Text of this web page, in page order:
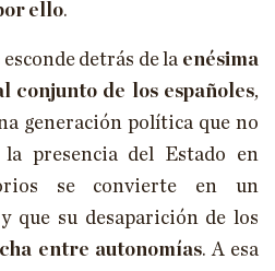
ello.
detrás de la enésima
conjunto de los españoles,
generación política que no
presencia del Estado en
se convierte en un
que su desaparición de los
entre autonomías. A esa